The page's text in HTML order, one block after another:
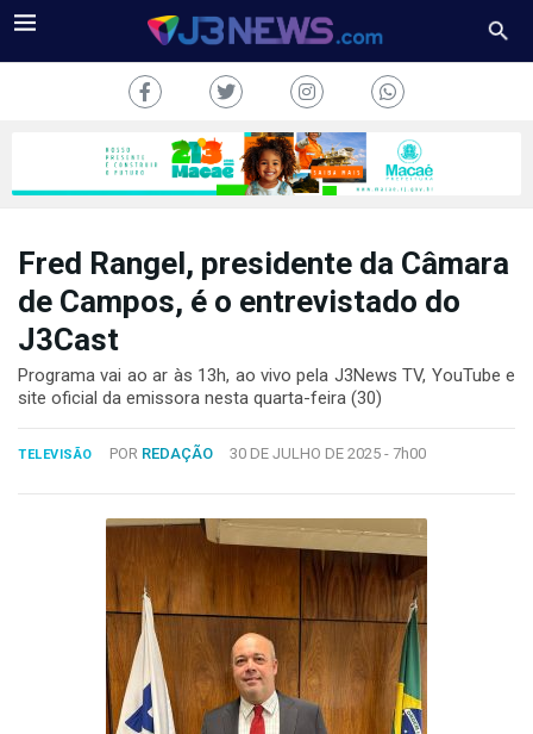
COLUNAS
FALE
CONOSCO
Copyright
Fred Rangel, presidente da Câmara
de Campos, é o entrevistado do
J3Cast
Programa vai ao ar às 13h, ao vivo pela J3News TV, YouTube e
site oficial da emissora nesta quarta-feira (30)
TELEVISÃO POR REDAÇÃO 30 DE JULHO DE 2025 - 7h00